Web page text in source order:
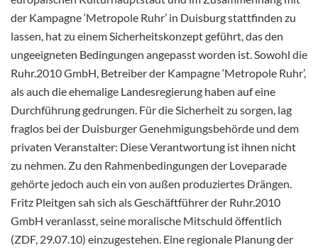
der Kampagne ‘Metropole Ruhr’ in Duisburg stattfinden zu
lassen, hat zu einem Sicherheitskonzept geführt, das den
ungeeigneten Bedingungen angepasst worden ist. Sowohl die
Ruhr.2010 GmbH, Betreiber der Kampagne ‘Metropole Ruhr’,
als auch die ehemalige Landesregierung haben auf eine
Durchführung gedrungen. Für die Sicherheit zu sorgen, lag
fraglos bei der Duisburger Genehmigungsbehörde und dem
privaten Veranstalter: Diese Verantwortung ist ihnen nicht
zu nehmen. Zu den Rahmenbedingungen der Loveparade
gehörte jedoch auch ein von außen produziertes Drängen.
Fritz Pleitgen sah sich als Geschäftführer der Ruhr.2010
GmbH veranlasst, seine moralische Mitschuld öffentlich
(ZDF, 29.07.10) einzugestehen. Eine regionale Planung der